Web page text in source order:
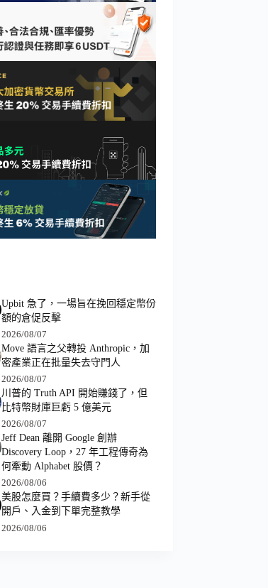
Upbit 急了，一場旨在挽回穩定幣份
額的倉促反擊
2026/08/07
Move 語言之父轉投 Anthropic，加
密產業正在批量失去守門人
2026/08/07
川普的 Truth API 開始賺錢了，但
比特幣財庫巨虧 5 億美元
2026/08/07
Jeff Dean 離開 Google 創辦
Discovery Loop，27 年工程傳奇為
何牽動 Alphabet 股價？
2026/08/06
美股怎麼買？手續費多少？新手從
開戶、入金到下單完整教學
2026/08/06